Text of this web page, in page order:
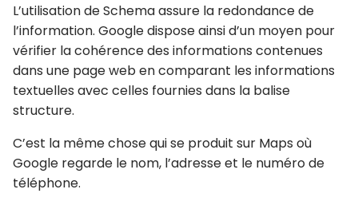
L’utilisation de Schema assure la redondance de
l’information. Google dispose ainsi d’un moyen pour
vérifier la cohérence des informations contenues
dans une page web en comparant les informations
textuelles avec celles fournies dans la balise
structure.
C’est la même chose qui se produit sur Maps où
Google regarde le nom, l’adresse et le numéro de
téléphone.